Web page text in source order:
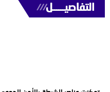
التفاصيــــــل///